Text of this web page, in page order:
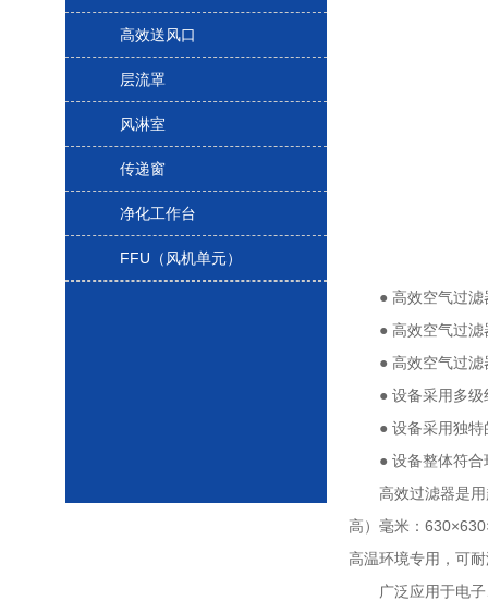
高效送风口
层流罩
风淋室
传递窗
净化工作台
FFU（风机单元）
● 高效空气过滤器
● 高效空气过滤
● 高效空气过滤
● 设备采用多级
● 设备采用独特
● 设备整体符合
高效过滤器是用超
高）毫米：
高温环境专用，可
广泛应用于电子、